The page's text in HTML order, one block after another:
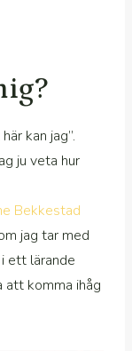
kan jag”.
ju veta hur
Bekkestad
jag tar med
ett lärande
att komma ihåg